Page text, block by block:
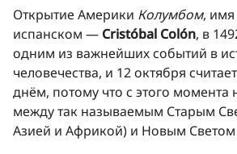
Открытие Америки Колумбом, имя
испанском — Cristóbal Colón, в
одним из важнейших событий в
человечества, и 12 октября
днём, потому что с этого момента
между так называемым Старым
Азией и Африкой) и Новым